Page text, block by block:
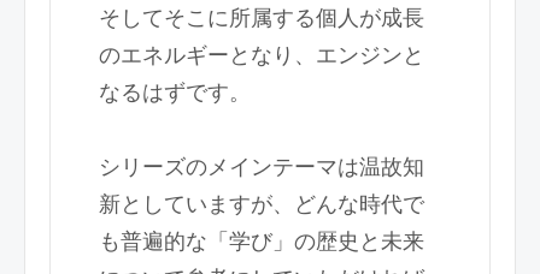
そしてそこに所属する個人が成長
のエネルギーとなり、エンジンと
なるはずです。
シリーズのメインテーマは温故知
新としていますが、どんな時代で
も普遍的な「学び」の歴史と未来